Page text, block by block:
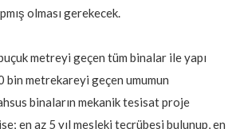
olması gerekecek.
metreyi geçen tüm binalar ile yapı
bin metrekareyi geçen umumun
binaların mekanik tesisat proje
en az 5 yıl mesleki tecrübesi bulunup, en